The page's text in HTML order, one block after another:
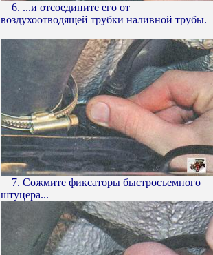
6. ...и отсоедините его от
воздухоотводящей трубки наливной трубы.
7. Сожмите фиксаторы быстросъемного
штуцера...